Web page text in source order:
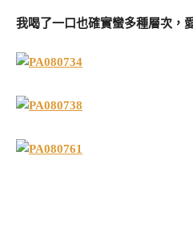
我喝了一口也確實蠻多種層次，